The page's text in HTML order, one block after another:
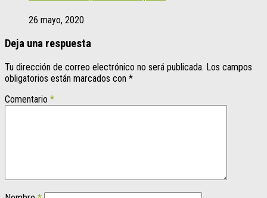
26 mayo, 2020
Deja una respuesta
Tu dirección de correo electrónico no será publicada. Los campos
obligatorios están marcados con *
Comentario *